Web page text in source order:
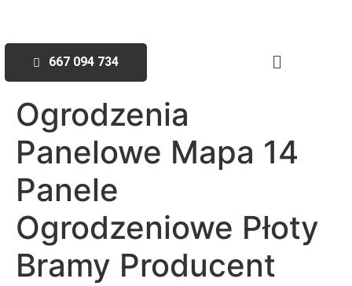
667 094 734
Ogrodzenia
Panelowe Mapa 14
Panele
Ogrodzeniowe Płoty
Bramy Producent